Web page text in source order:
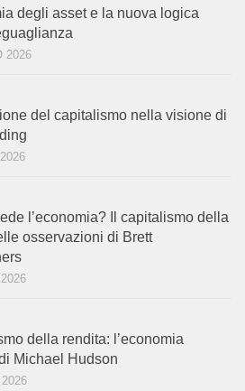
degli asset e la nuova logica
2026
del capitalismo nella visione di
l’economia? Il capitalismo della
osservazioni di Brett
della rendita: l’economia
Michael Hudson